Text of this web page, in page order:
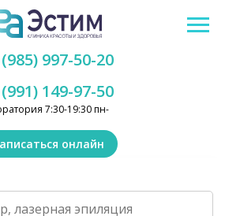
7:30-19:30 пн-
149-97-50
997-50-20
онлайн